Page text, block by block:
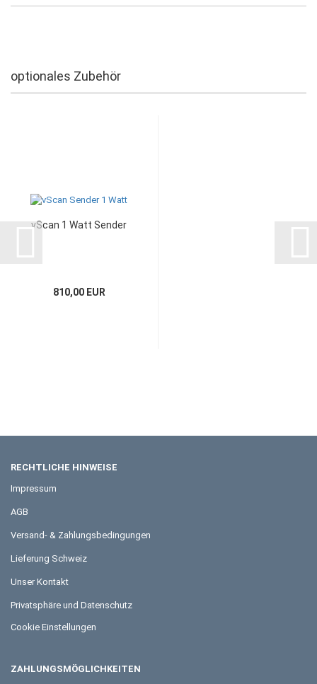
optionales Zubehör
vScan 1 Watt Sender
810,00 EUR
RECHTLICHE HINWEISE
Impressum
AGB
Versand- & Zahlungsbedingungen
Lieferung Schweiz
Unser Kontakt
Privatsphäre und Datenschutz
Cookie Einstellungen
ZAHLUNGSMÖGLICHKEITEN